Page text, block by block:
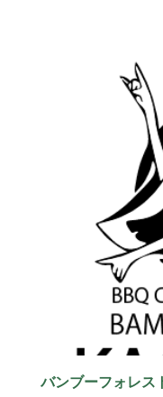
バンブーフォレス